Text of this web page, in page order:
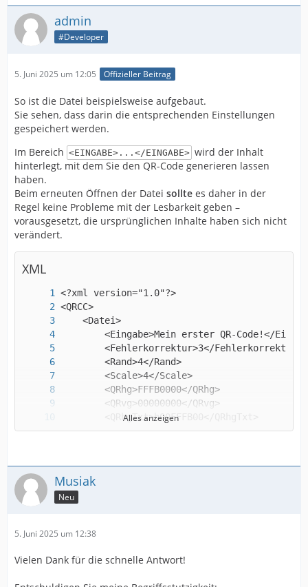
admin
#Developer
5. Juni 2025 um 12:05 Offizieller Beitrag
So ist die Datei beispielsweise aufgebaut.
Sie sehen, dass darin die entsprechenden Einstellungen
gespeichert werden.
Im Bereich <EINGABE>...</EINGABE> wird der Inhalt
hinterlegt, mit dem Sie den QR-Code generieren lassen
haben.
Beim erneuten Öffnen der Datei sollte es daher in der
Regel keine Probleme mit der Lesbarkeit geben –
vorausgesetzt, die ursprünglichen Inhalte haben sich nicht
verändert.
XML
Alles anzeigen
Musiak
Neu
5. Juni 2025 um 12:38
Vielen Dank für die schnelle Antwort!